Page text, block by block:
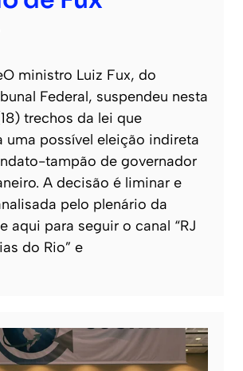
ministro Luiz Fux, do
Federal, suspendeu nesta
trechos da lei que
uma possível eleição indireta
tampão de governador
A decisão é liminar e
pelo plenário da
aqui para seguir o canal “RJ
do Rio” e